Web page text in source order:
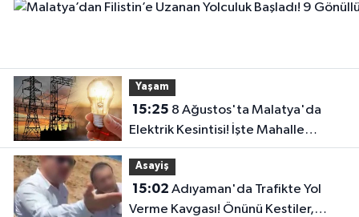
Yaşam
15:25
Elektrik Kesintisi! İşte Mahalle
Mahalle Kesinti Listesi..
Asayiş
15:02
Verme Kavgası! Önünü Kestiler,